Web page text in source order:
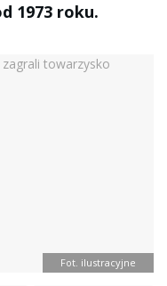
1973 roku.
Fot. ilustracyjne